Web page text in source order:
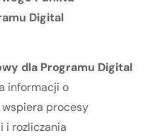
Digital
dla Programu Digital
informacji o
procesy
i rozliczania